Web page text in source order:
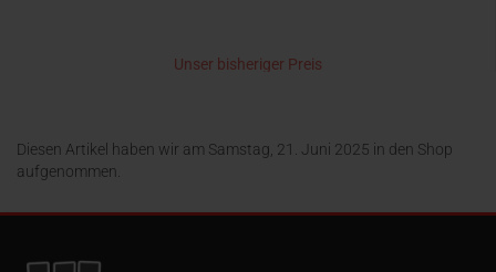
Unser bisheriger Preis
Diesen Artikel haben wir am Samstag, 21. Juni 2025 in den Shop
aufgenommen.